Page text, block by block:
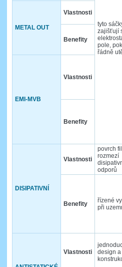
tyto
zajišťují
pole,
řádně
METAL OUT
Vlastnosti
Benefity
EMI-MVB
Vlastnosti
Benefity
DISIPATIVNÍ
Vlastnosti
povrch
rozmezí
odporů
Benefity
řízené
při
Vlastnosti
design a